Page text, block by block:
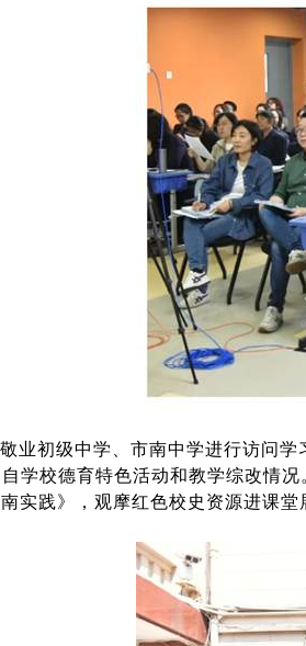
业初级中学、市南中学进行访问
学校德育特色活动和教学综改情
实践》，观摩红色校史资源进课堂